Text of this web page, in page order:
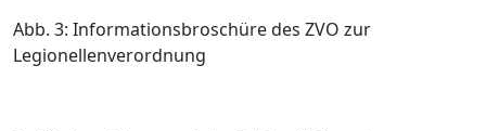
Abb. 3: Informationsbroschüre des ZVO zur
Legionellenverordnung